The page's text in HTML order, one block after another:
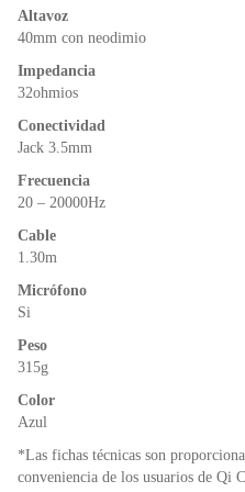
o
Altavoz
40mm con neodimio
Impedancia
32ohmios
Conectividad
Jack 3.5mm
Frecuencia
20 – 20000Hz
Cable
1.30m
Micrófono
Si
Peso
315g
Color
Azul
*Las fichas técnicas son
conveniencia de los usuarios de Qi